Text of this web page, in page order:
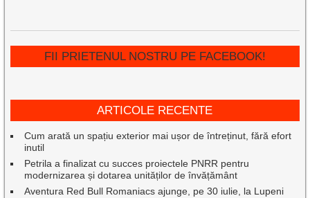
FII PRIETENUL NOSTRU PE FACEBOOK!
ARTICOLE RECENTE
Cum arată un spațiu exterior mai ușor de întreținut, fără efort
inutil
Petrila a finalizat cu succes proiectele PNRR pentru
modernizarea și dotarea unităților de învățământ
Aventura Red Bull Romaniacs ajunge, pe 30 iulie, la Lupeni